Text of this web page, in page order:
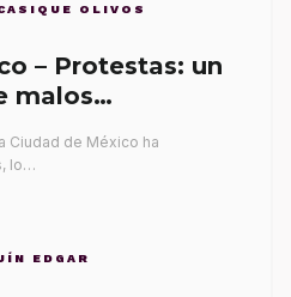
OLIVOS
– Protestas: un
malos
Ciudad de México ha
lo…
EDGAR